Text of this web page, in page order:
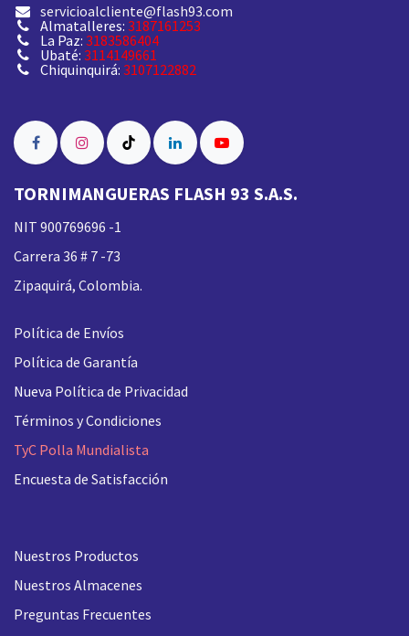
servicioalcliente@flash93.com
Almatalleres: 3187161253
La Paz: 3183586404
Ubaté: 3114149661
Chiquinquirá: 3107122882
TORNIMANGUERAS FLASH 93 S.A.S.
NIT 900769696 -1
Carrera 36 # 7 -73
Zipaquirá, Colombia.
Política de Envíos
Política de Garantía
Nueva Política de Privacidad
Términos y Condiciones
TyC Polla Mundialista
Encuesta de Satisfacción
Nuestros Productos
Nuestros Almacenes
Preguntas Frecuentes